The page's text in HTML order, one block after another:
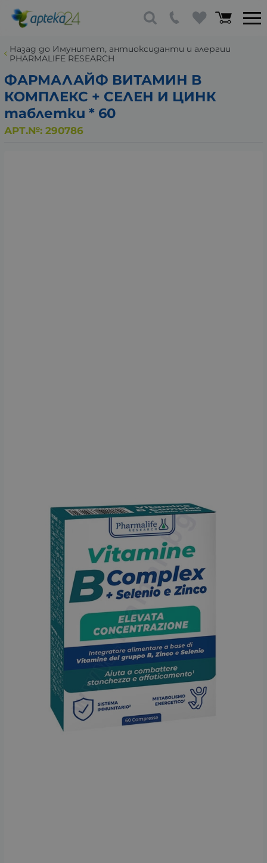
Назад до Имунитет, антиоксиданти и алергии
PHARMALIFE RESEARCH
ФАРМАЛАЙФ ВИТАМИН B
КОМПЛЕКС + СЕЛЕН И ЦИНК
таблетки * 60
АРТ.№: 290786